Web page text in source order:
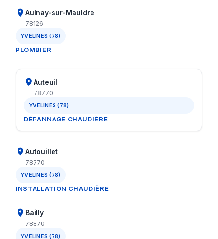
Aulnay-sur-Mauldre
78126
YVELINES (78)
PLOMBIER
Auteuil
78770
YVELINES (78)
DÉPANNAGE CHAUDIÈRE
Autouillet
78770
YVELINES (78)
INSTALLATION CHAUDIÈRE
Bailly
78870
YVELINES (78)